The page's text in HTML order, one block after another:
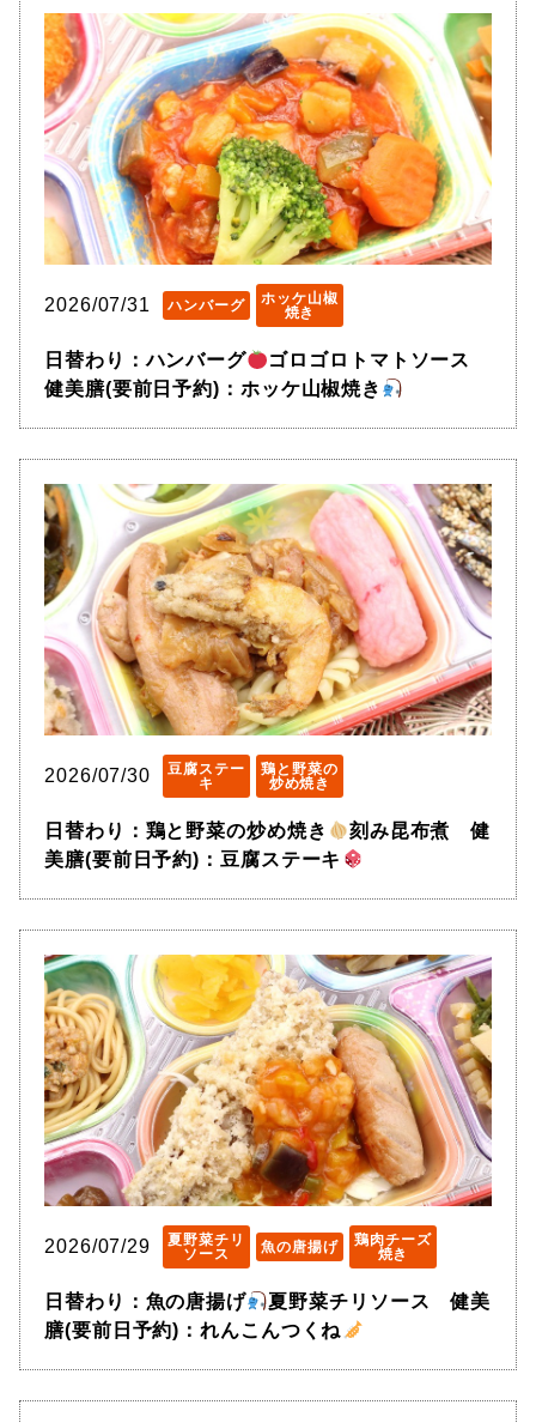
2026/07/31 ハンバーグ
ホッケ山椒
焼き
日替わり：ハンバーグ
ゴロゴロトマトソース
健美膳(要前日予約)：ホッケ山椒焼き
2026/07/30
豆腐ステー
キ
鶏と野菜の
炒め焼き
日替わり：鶏と野菜の炒め焼き
刻み昆布煮 健
美膳(要前日予約)：豆腐ステーキ
2026/07/29
夏野菜チリ
ソース
魚の唐揚げ
鶏肉チーズ
焼き
日替わり：魚の唐揚げ
夏野菜チリソース 健美
膳(要前日予約)：れんこんつくね